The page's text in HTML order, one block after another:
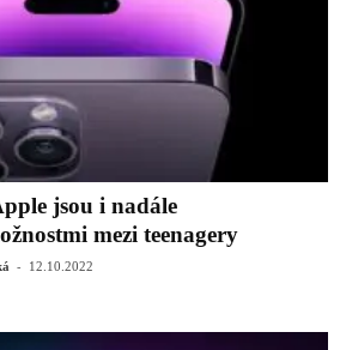
jsou i nadále
mezi teenagery
- 12.10.2022